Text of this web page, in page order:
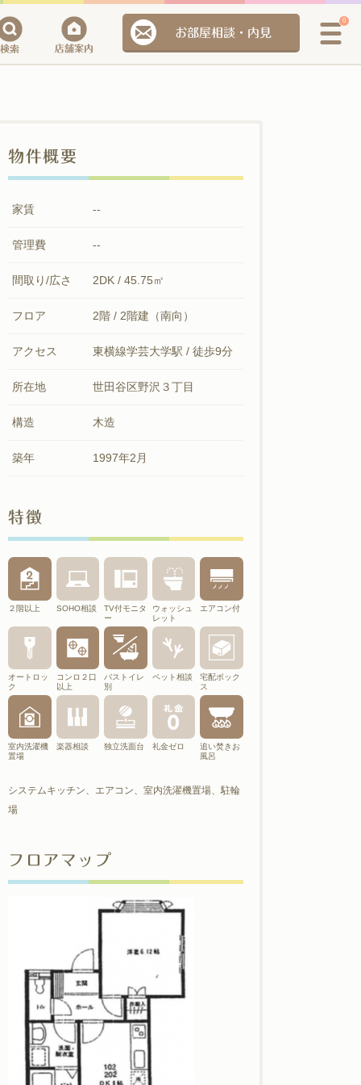
お部屋相談・内見
0
物件概要
家賃 --
管理費 --
間取り/広さ 2DK / 45.75㎡
フロア 2階 / 2階建（南向）
アクセス 東横線学芸大学駅 / 徒歩9分
所在地 世田谷区野沢３丁目
構造 木造
築年 1997年2月
特徴
２階以上 SOHO相談
TV付モニタ
ー
ウォッシュ
レット
エアコン付
オートロッ
ク
コンロ２口
以上
バストイレ
別
ペット相談
宅配ボック
ス
室内洗濯機
置場
楽器相談 独立洗面台 礼金ゼロ
追い焚きお
風呂
システムキッチン、エアコン、室内洗濯機置場、駐輪
場
フロアマップ